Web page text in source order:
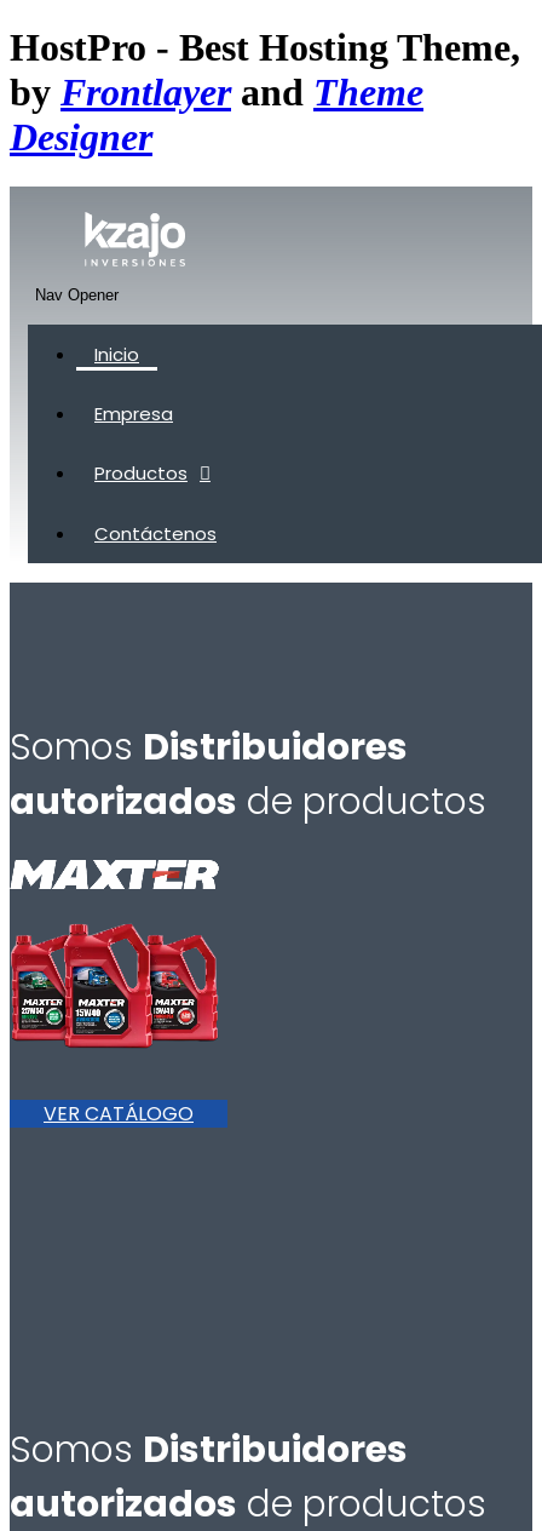
HostPro - Best Hosting Theme,
by Frontlayerand Theme
Designer
Nav Opener
Inicio
Empresa
Productos
Contáctenos
Somos Distribuidores
autorizados de productos
VER CATÁLOGO
Somos Distribuidores
autorizados de productos